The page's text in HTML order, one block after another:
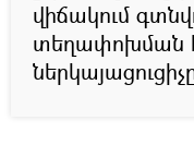
վիճակում
տեղափոխման